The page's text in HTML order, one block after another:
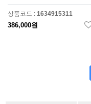
상품코드 : 1634915311
386,000원